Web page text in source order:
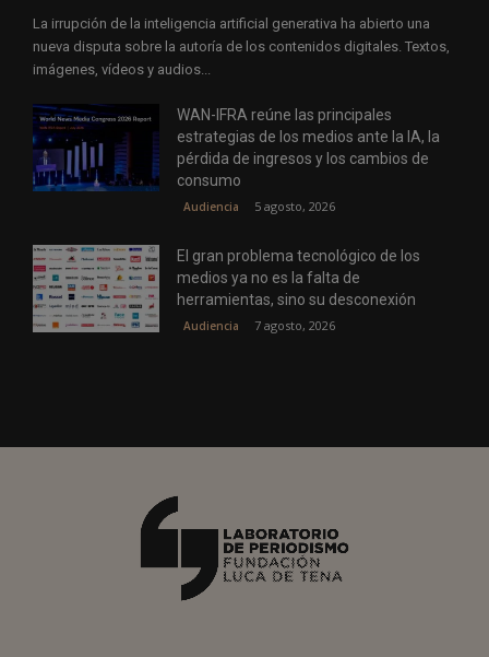
La irrupción de la inteligencia artificial generativa ha abierto una
nueva disputa sobre la autoría de los contenidos digitales. Textos,
imágenes, vídeos y audios...
WAN-IFRA reúne las principales
estrategias de los medios ante la IA, la
pérdida de ingresos y los cambios de
consumo
Audiencia 5 agosto, 2026
El gran problema tecnológico de los
medios ya no es la falta de
herramientas, sino su desconexión
Audiencia 7 agosto, 2026